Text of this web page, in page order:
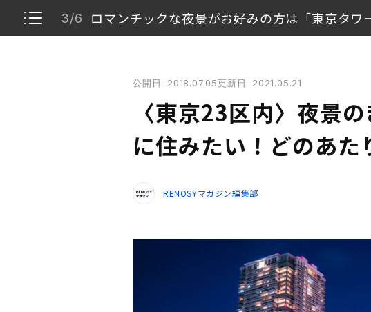
3/6 ロマンチックな夜景がお好みの方は「東京タワ
夜景が楽しめるマンションの3条件「高さ×敷地面積×ラン
近未来的な夜景がお好みな方は「都庁周辺」
華やかな夜景がお好みの方は「六本木ヒルズ周辺」
手頃な価格で中古マンションが購入したいなら「東京ス
公開日: 2018.07.05更新日: 2021.05.21
〈東京23区内〉夜景
に住みたい！どのあた
RENOSYマガジン編集部